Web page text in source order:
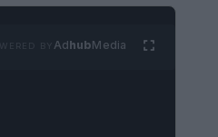
AdhubMedia